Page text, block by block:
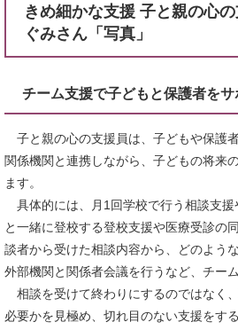
きめ細かな支援 子と親の
ぐみさん「写真」
チーム支援で子どもと保護者をサ
子と親の心の支援員は、子どもや保護
関係機関と連携しながら、子どもの将来
ます。
具体的には、月1回学校で行う相談支援
と一緒に登校する登校支援や医療受診の
談者から受けた相談内容から、どのよう
外部機関と関係者会議を行うなど、チー
相談を受けて終わりにするのではなく
必要かを見極め、切れ目のない支援をす